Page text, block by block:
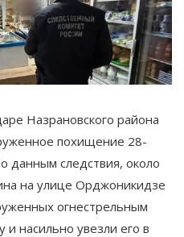
Назрановского района
похищение 28-
данным следствия, около
на улице Орджоникидзе
огнестрельным
насильно увезли его в